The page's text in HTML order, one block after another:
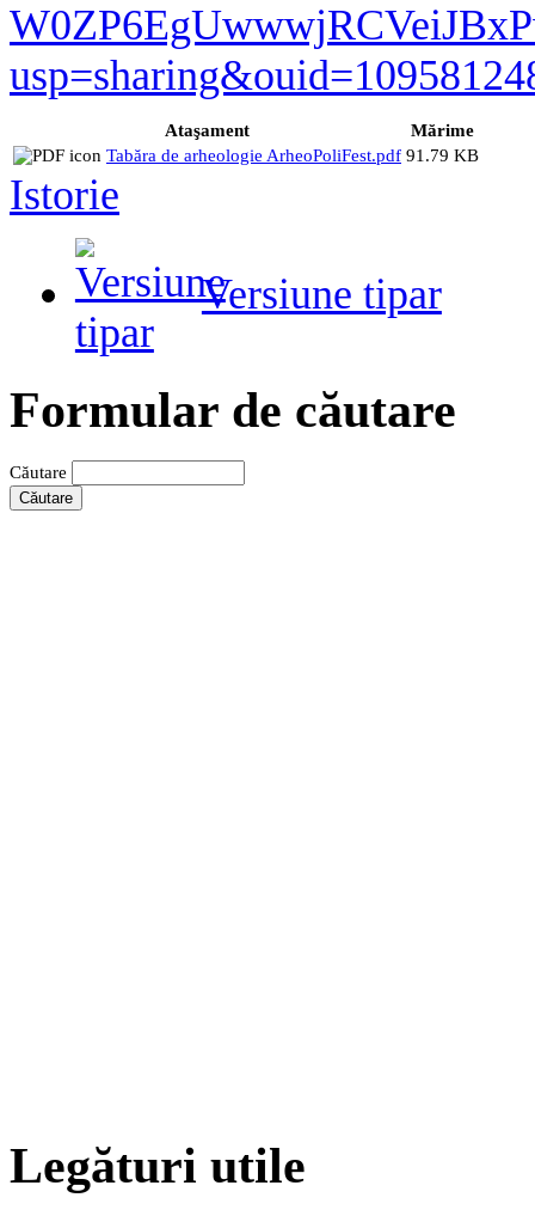
Ataşament
Mărime
Tabăra de arheologie ArheoPoliFest.pdf 91.79 KB
Istorie
Versiune tipar
Formular de căutare
Căutare
Legături utile